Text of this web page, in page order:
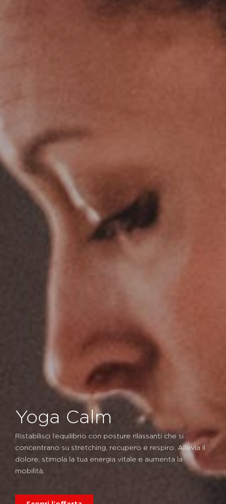
Yoga Calm
Ristabilisci l’equilibrio con posture rilassanti che si
concentrano su stretching, recupero e respiro. Allevia il
dolore, stimola la tua energia vitale e aumenta la
mobilità.